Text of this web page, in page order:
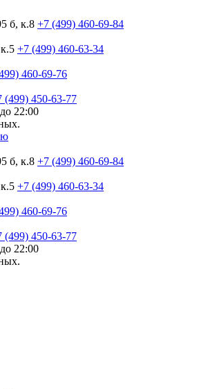
б, к.8 +7 (499) 460-69-84
+7 (499) 460-63-34
460-69-76
(499) 450-63-77
22:00
б, к.8 +7 (499) 460-69-84
+7 (499) 460-63-34
460-69-76
(499) 450-63-77
22:00